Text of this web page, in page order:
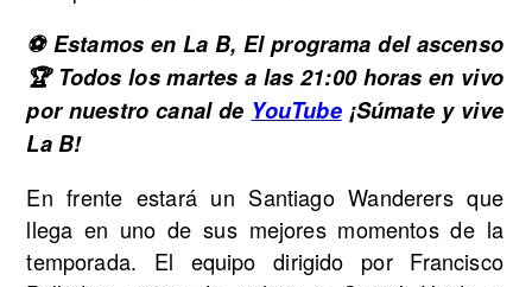
⚽ Estamos en La B, El programa del ascenso
🏆 Todos los martes a las 21:00 horas en vivo
por nuestro canal de YouTube¡Súmate y vive
La B!
En frente estará un Santiago Wanderers que
llega en uno de sus mejores momentos de la
temporada. El equipo dirigido por Francisco